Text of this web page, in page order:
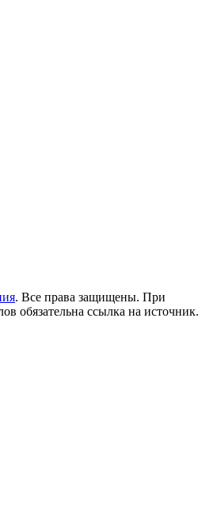
. Все права защищены. При
обязательна ссылка на источник.